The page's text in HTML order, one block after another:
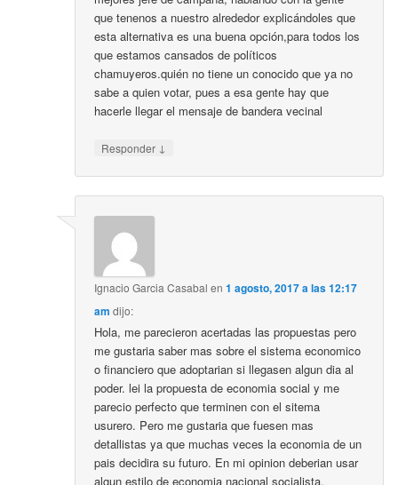
que tenenos a nuestro alrededor explicándoles que
esta alternativa es una buena opción,para todos los
que estamos cansados de políticos
chamuyeros.quién no tiene un conocido que ya no
sabe a quien votar, pues a esa gente hay que
hacerle llegar el mensaje de bandera vecinal
Responder ↓
Ignacio Garcia Casabal en1 agosto, 2017 a las 12:17
am dijo:
Hola, me parecieron acertadas las propuestas pero
me gustaria saber mas sobre el sistema economico
o financiero que adoptarian si llegasen algun dia al
poder. lei la propuesta de economia social y me
parecio perfecto que terminen con el sitema
usurero. Pero me gustaria que fuesen mas
detallistas ya que muchas veces la economia de un
pais decidira su futuro. En mi opinion deberian usar
algun estilo de economia nacional socialista,